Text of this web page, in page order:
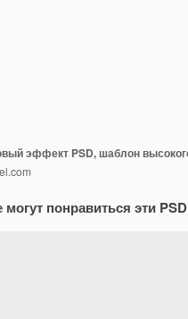
понравиться эти PSD